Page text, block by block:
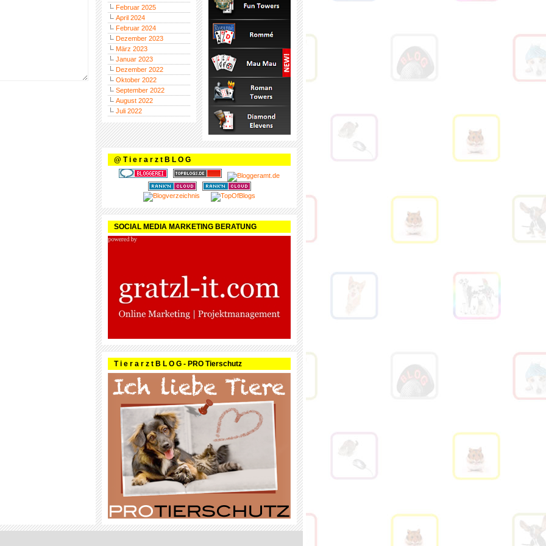
Februar 2025
April 2024
Februar 2024
Dezember 2023
März 2023
Januar 2023
Dezember 2022
Oktober 2022
September 2022
August 2022
Juli 2022
@ T i e r a r z t B L O G
SOCIAL MEDIA MARKETING BERATUNG
T i e r a r z t B L O G - PRO Tierschutz